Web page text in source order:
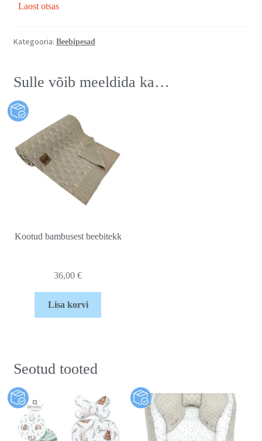
Laost otsas
Kategooria: Beebipesad
Sulle võib meeldida ka…
Kootud bambusest beebitekk
36,00€
Lisa korvi
Seotud tooted